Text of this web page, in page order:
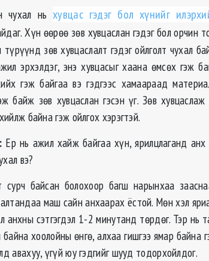
чухал ньхувцас гэдэг бол хүнийг
Хүн өөрөө зөв хувцаслан гэдэг бол орчин
зөв хувцаслалт гэдэг ойлголт чухал
эрхэлдэг, энэ хувцасыг хаана өмсөх гэж
гэж байгаа вэ гэдгээс хамаараад
байж зөв хувцаслан гэсэн үг. Зөв
байна гэж ойлгох хэрэгтэй.
Ер нь ажил хайж байгаа хүн, ярилцлаганд
вэ?
сурч байсан болохоор багш нарынхаа
маш сайн анхаарах ёстой. Мөн хэл
анхны сэтгэгдэл 1-2 минутанд төрдөг. Тэр нь
хоолойны өнгө, алхаа гишгээ ямар байна
авахуу, үгүй юу гэдгийг шууд тодорхойлдог.